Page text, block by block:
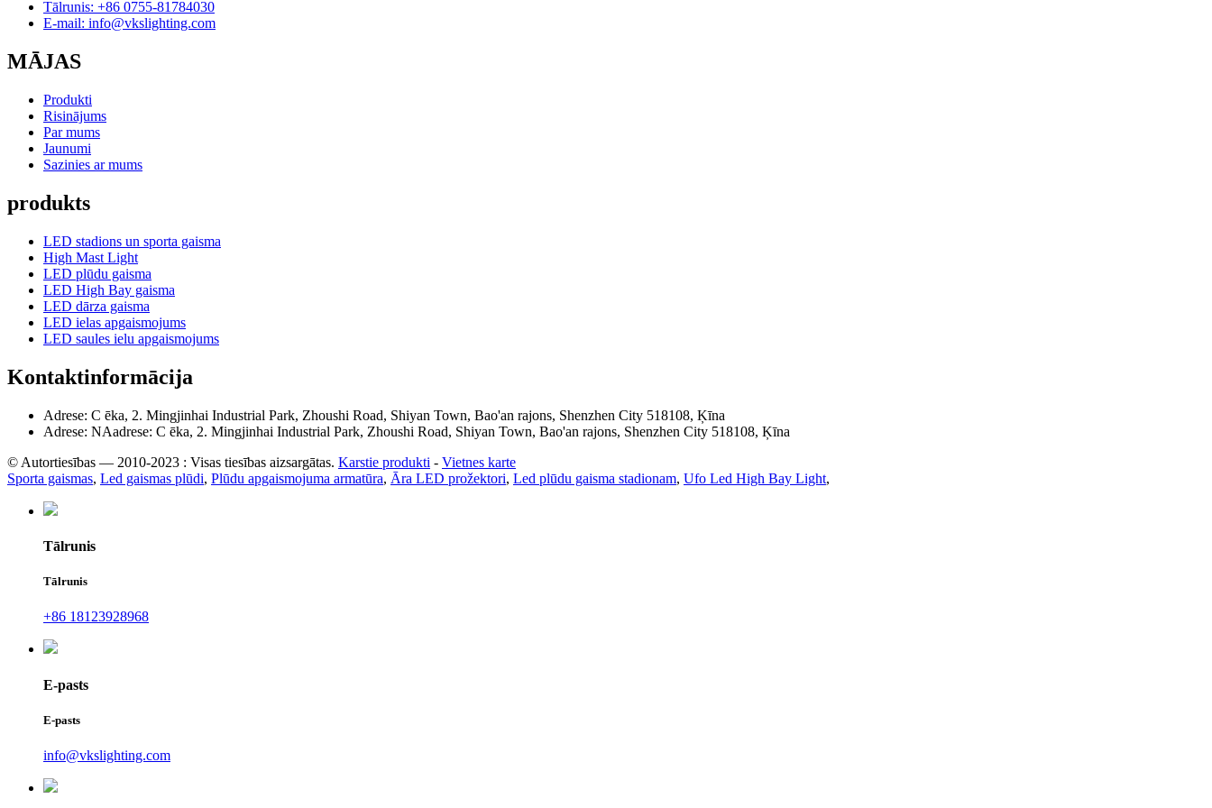
Tālrunis: +86 0755-81784030
E-mail: info@vkslighting.com
MĀJAS
Produkti
Risinājums
Par mums
Jaunumi
Sazinies ar mums
produkts
LED stadions un sporta gaisma
High Mast Light
LED plūdu gaisma
LED High Bay gaisma
LED dārza gaisma
LED ielas apgaismojums
LED saules ielu apgaismojums
Kontaktinformācija
Adrese: C ēka, 2. Mingjinhai Industrial Park, Zhoushi Road, Shiyan Town, Bao'an rajons, Shenzhen City 518108, Ķīna
Adrese: NAadrese: C ēka, 2. Mingjinhai Industrial Park, Zhoushi Road, Shiyan Town, Bao'an rajons, Shenzhen City 518108, Ķīna
© Autortiesības — 2010-2023 : Visas tiesības aizsargātas. Karstie produkti - Vietnes karte
Sporta gaismas, Led gaismas plūdi, Plūdu apgaismojuma armatūra, Āra LED prožektori, Led plūdu gaisma stadionam, Ufo Led High Bay Light,
Tālrunis
Tālrunis
+86 18123928968
E-pasts
E-pasts
info@vkslighting.com